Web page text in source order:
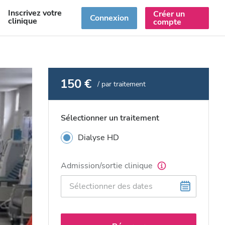
Inscrivez votre
clinique Connexion Créer un
compte
150 € / par traitement
Sélectionner un traitement
Dialyse HD
Admission/sortie clinique